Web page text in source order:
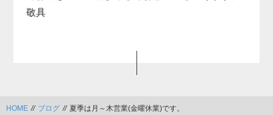
敬具
HOME // ブログ // 夏季は月～木営業(金曜休業)です。